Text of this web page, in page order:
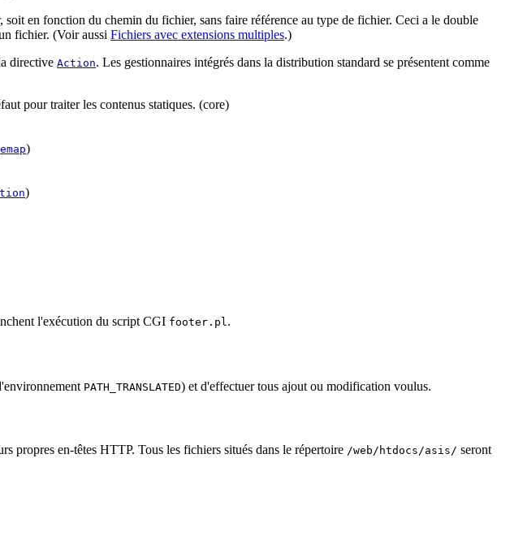
en fonction du chemin du fichier, sans faire référence au type de fichier. Ceci a le double
fichier. (Voir aussi Fichiers avec extensions multiples.)
directive Action. Les gestionnaires intégrés dans la distribution standard se présentent comme
pour traiter les contenus statiques. (core)
)
)
l'exécution du script CGI footer.pl.
PATH_TRANSLATED) et d'effectuer tous ajout ou modification voulus.
propres en-têtes HTTP. Tous les fichiers situés dans le répertoire /web/htdocs/asis/ seront